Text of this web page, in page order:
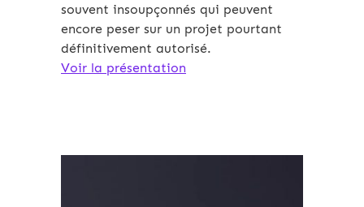
souvent insoupçonnés qui peuvent
encore peser sur un projet pourtant
définitivement autorisé.
Voir la présentation